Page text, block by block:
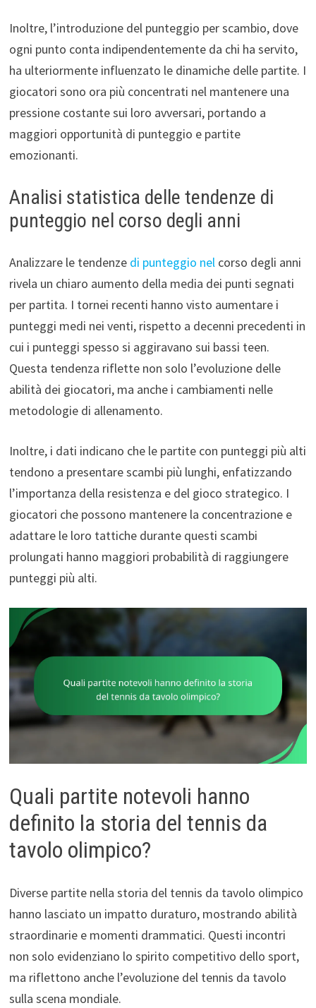
Inoltre, l’introduzione del punteggio per scambio, dove
ogni punto conta indipendentemente da chi ha servito,
ha ulteriormente influenzato le dinamiche delle partite. I
giocatori sono ora più concentrati nel mantenere una
pressione costante sui loro avversari, portando a
maggiori opportunità di punteggio e partite
emozionanti.
Analisi statistica delle tendenze di
punteggio nel corso degli anni
Analizzare le tendenze di punteggio nelcorso degli anni
rivela un chiaro aumento della media dei punti segnati
per partita. I tornei recenti hanno visto aumentare i
punteggi medi nei venti, rispetto a decenni precedenti in
cui i punteggi spesso si aggiravano sui bassi teen.
Questa tendenza riflette non solo l’evoluzione delle
abilità dei giocatori, ma anche i cambiamenti nelle
metodologie di allenamento.
Inoltre, i dati indicano che le partite con punteggi più alti
tendono a presentare scambi più lunghi, enfatizzando
l’importanza della resistenza e del gioco strategico. I
giocatori che possono mantenere la concentrazione e
adattare le loro tattiche durante questi scambi
prolungati hanno maggiori probabilità di raggiungere
punteggi più alti.
Quali partite notevoli hanno
definito la storia del tennis da
tavolo olimpico?
Diverse partite nella storia del tennis da tavolo olimpico
hanno lasciato un impatto duraturo, mostrando abilità
straordinarie e momenti drammatici. Questi incontri
non solo evidenziano lo spirito competitivo dello sport,
ma riflettono anche l’evoluzione del tennis da tavolo
sulla scena mondiale.